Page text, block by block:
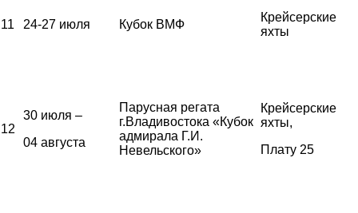
11 24-27 июля Кубок ВМФ
Крейсерские
яхты
12
30 июля –
04 августа
Парусная регата
г.Владивостока «Кубок
адмирала Г.И.
Невельского»
Крейсерские
яхты,
Плату 25